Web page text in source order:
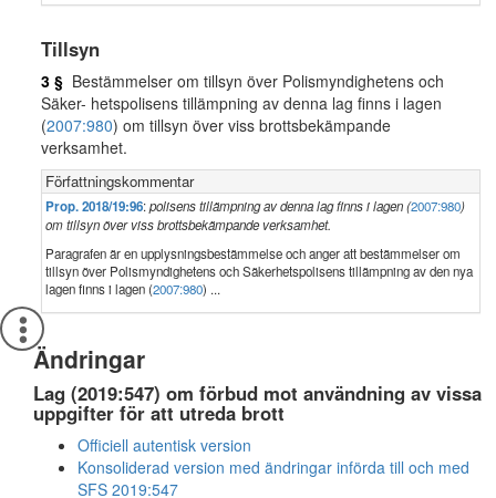
Tillsyn
3 § Bestämmelser om tillsyn över Polismyndighetens och
Säker- hetspolisens tillämpning av denna lag finns i lagen
(2007:980) om tillsyn över viss brottsbekämpande
verksamhet.
Författningskommentar
Prop. 2018/19:96:polisens tillämpning av denna lag finns i lagen (2007:980)
om tillsyn över viss brottsbekämpande verksamhet.
Paragrafen är en upplysningsbestämmelse och anger att bestämmelser om
tillsyn över Polismyndighetens och Säkerhetspolisens tillämpning av den nya
lagen finns i lagen (2007:980) ...
Ändringar
Lag (2019:547) om förbud mot användning av vissa
uppgifter för att utreda brott
Officiell autentisk version
Konsoliderad version med ändringar införda till och med
SFS 2019:547